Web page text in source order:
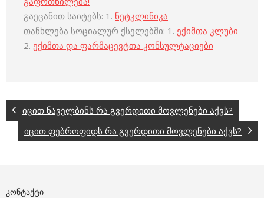
გაეცანით საიტებს: 1. ნეტკლინიკა
თანხლება სოციალურ ქსელებში: 1. ექიმთა კლუბი
2. ექიმთა და ფარმაცევტთა კონსულტაციები
იცით ნაველბინს რა გვერდითი მოვლენები აქვს?
იცით ფებროფიდს რა გვერდითი მოვლენები აქვს?
ᲙᲝᲜᲢᲐᲥᲢᲘ